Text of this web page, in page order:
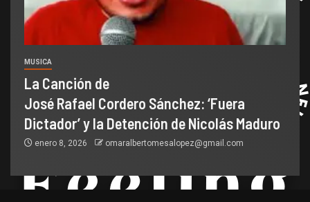
MUSICA
La Canción de
José Rafael Cordero Sánchez: ‘Fuera
Dictador’ y la Detención de Nicolás Maduro
enero 8, 2026 omaralbertomesalopez@gmail.com